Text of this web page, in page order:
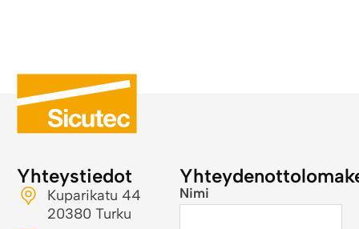
Yhteystiedot
Kuparikatu 44
20380 Turku
Nimi